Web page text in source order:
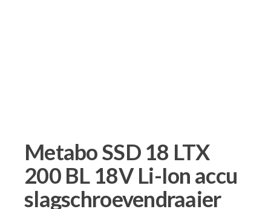
Metabo SSD 18 LTX
200 BL 18V Li-Ion accu
slagschroevendraaier